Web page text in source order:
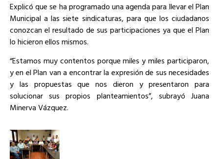
Explicó que se ha programado una agenda para llevar el Plan
Municipal a las siete sindicaturas, para que los ciudadanos
conozcan el resultado de sus participaciones ya que el Plan
lo hicieron ellos mismos.
“Estamos muy contentos porque miles y miles participaron,
y en el Plan van a encontrar la expresión de sus necesidades
y las propuestas que nos dieron y presentaron para
solucionar sus propios planteamientos”, subrayó Juana
Minerva Vázquez.